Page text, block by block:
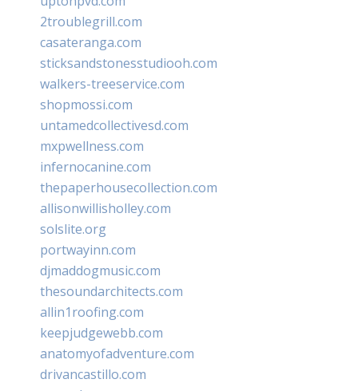
2troublegrill.com
casateranga.com
sticksandstonesstudiooh.com
walkers-treeservice.com
shopmossi.com
untamedcollectivesd.com
mxpwellness.com
infernocanine.com
thepaperhousecollection.com
allisonwillisholley.com
solslite.org
portwayinn.com
djmaddogmusic.com
thesoundarchitects.com
allin1roofing.com
keepjudgewebb.com
anatomyofadventure.com
drivancastillo.com